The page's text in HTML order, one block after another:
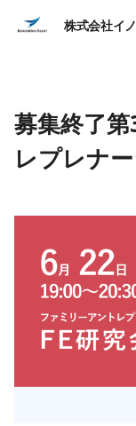
株式会社イ
募集終了
レプレナ